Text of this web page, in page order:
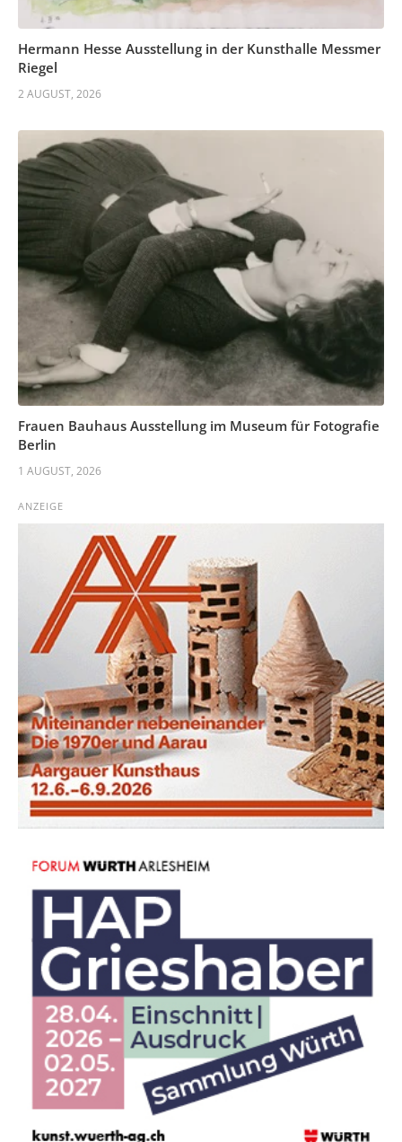
Hermann Hesse Ausstellung in der Kunsthalle Messmer
Riegel
2 AUGUST, 2026
Frauen Bauhaus Ausstellung im Museum für Fotografie
Berlin
1 AUGUST, 2026
ANZEIGE